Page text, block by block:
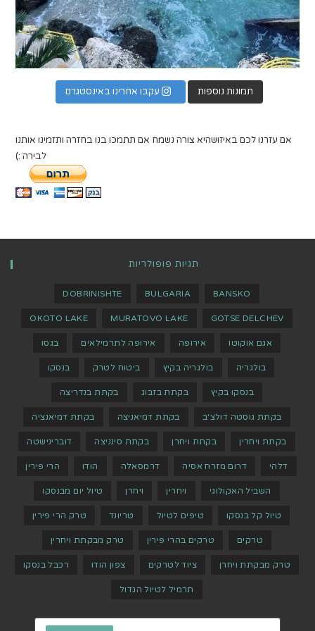
תמונות נוספות עקבו אחרינו באינסטגרם
אם עזרנו לכם באיזושהיא צורה נשמח אם תתמכו בנו בחזרה ותזמינו אותנו
לבירה :)
תגיות פופולריות
BANSKO
BULGARIA
DOBRINISHTE
GOTSE DELCHEV
MURATOVO LAKE
OKOTO LAKE
אגם אוקוטו אירופה אירופה לתרמילאים בגסו
בולגריה בולגריה בקיץ ביטוח לטרק בנסקו
בנסקו בקיץ בקתת בזבוג בקתת בנדריצה
בקתת גוסטה דולצ'ב בקתת דמיאניצה בקתת דמיאנציה
בקתת ויחרין בקתת ויחרן בקתת סינניצה דוברינישטה
דלהי דרום מזרח אסיה דרמסאלה הודו הרי פירין
השביל האקולוגי ויחרין ויחרן טיול יום מבנסקו
טיול קל בנסקו טיפים לטיול טריונד טרק הרי פירין
טרקים טרקים בהרי פירין טרק מבקתת ויחרין
טרק מבקתת ויחרן ציוד לטרקים צפון הודו רכבל בנסקו
תרמיל לטיול הגדול